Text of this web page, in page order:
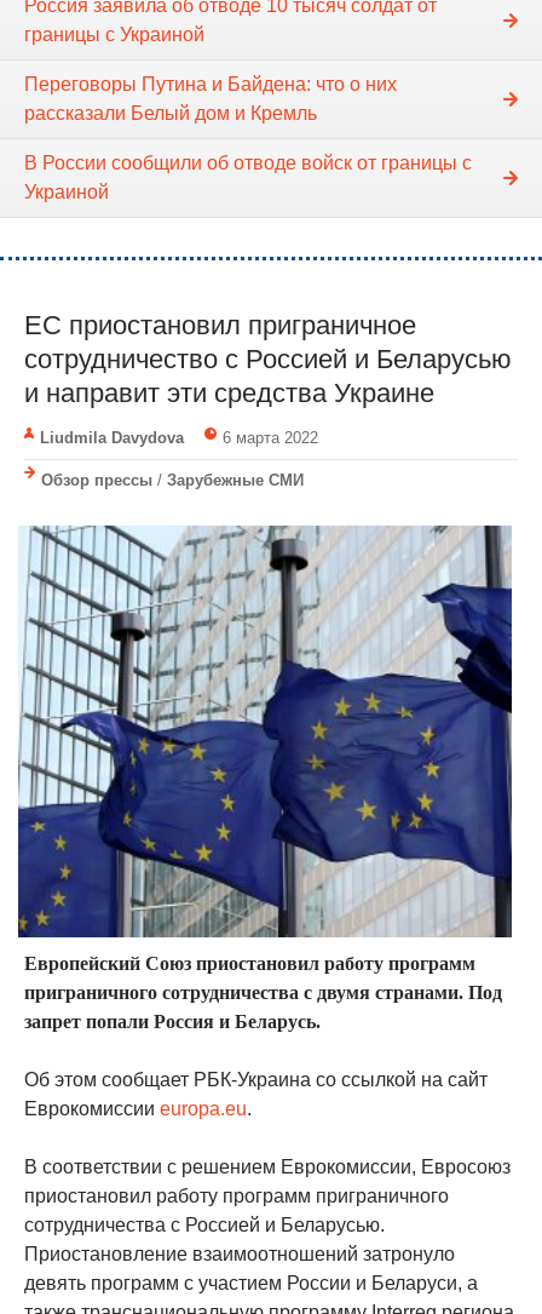
Россия заявила об отводе 10 тысяч солдат от
границы с Украиной
Переговоры Путина и Байдена: что о них
рассказали Белый дом и Кремль
В России сообщили об отводе войск от границы с
Украиной
ЕС приостановил приграничное
сотрудничество с Россией и Беларусью
и направит эти средства Украине
Liudmila Davydova 6 марта 2022
Обзор прессы / Зарубежные СМИ
Европейский Союз приостановил работу программ
приграничного сотрудничества с двумя странами. Под
запрет попали Россия и Беларусь.
Об этом сообщает РБК-Украина со ссылкой на сайт
Еврокомиссии europa.eu.
В соответствии с решением Еврокомиссии, Евросоюз
приостановил работу программ приграничного
сотрудничества с Россией и Беларусью.
Приостановление взаимоотношений затронуло
девять программ с участием России и Беларуси, а